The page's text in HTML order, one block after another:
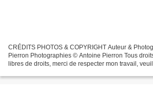
CRÉDITS PHOTOS & COPYRIGHT Auteur &
Pierron Photographies © Antoine Pierron Tous
libres de droits, merci de respecter mon travail,